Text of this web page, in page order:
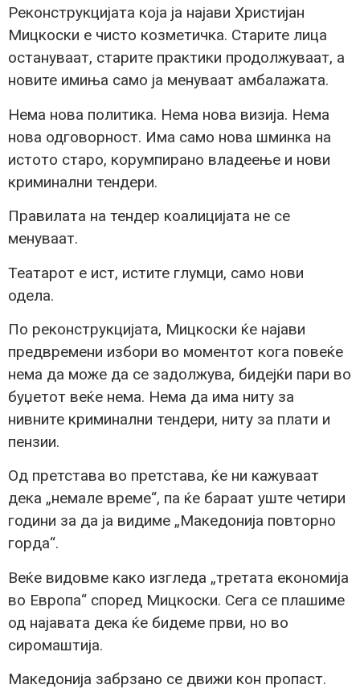
Реконструкцијата која ја најави Христијан
Мицкоски е чисто козметичка. Старите лица
остануваат, старите практики продолжуваат, а
новите имиња само ја менуваат амбалажата.
Нема нова политика. Нема нова визија. Нема
нова одговорност. Има само нова шминка на
истото старо, корумпирано владеење и нови
криминални тендери.
Правилата на тендер коалицијата не се
менуваат.
Театарот е ист, истите глумци, само нови
одела.
По реконструкцијата, Мицкоски ќе најави
предвремени избори во моментот кога повеќе
нема да може да се задолжува, бидејќи пари во
буџетот веќе нема. Нема да има ниту за
нивните криминални тендери, ниту за плати и
пензии.
Од претстава во претстава, ќе ни кажуваат
дека „немале време“, па ќе бараат уште четири
години за да ја видиме „Македонија повторно
горда“.
Веќе видовме како изгледа „третата економија
во Европа“ според Мицкоски. Сега се плашиме
од најавата дека ќе бидеме први, но во
сиромаштија.
Македонија забрзано се движи кон пропаст.